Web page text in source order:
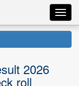
2026
roll